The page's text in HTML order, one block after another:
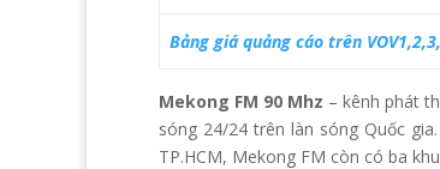
Bảng giá quảng cáo trên
Mekong FM 90 Mhz – kênh phát
sóng 24/24 trên làn sóng Quốc
TP.HCM, Mekong FM còn có ba